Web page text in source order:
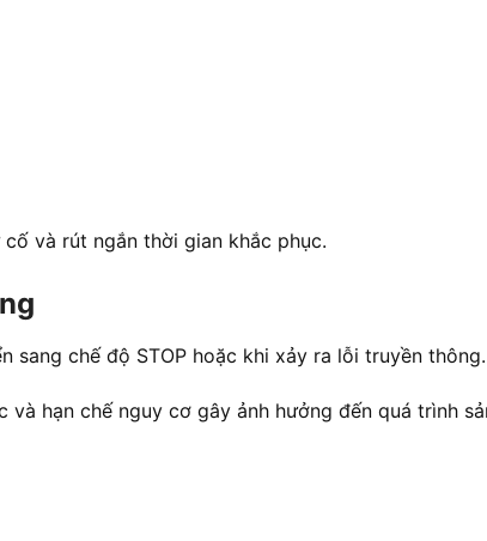
và rút ngắn thời gian khắc phục.
sang chế độ STOP hoặc khi xảy ra lỗi truyền thông.
hạn chế nguy cơ gây ảnh hưởng đến quá trình